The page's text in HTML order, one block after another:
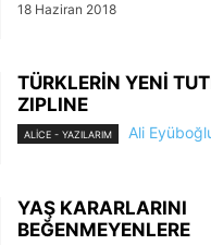
18 Haziran 2018
TÜRKLERİN YENİ
ZIPLINE
ALİCE - YAZILARIM Ali
YAŞ KARARLARINI
BEĞENMEYENLERE